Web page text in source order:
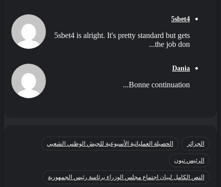
5sbet4
5sbet4 is alright. It's pretty standard but gets
the job don...
Dania
Bonne continuation...
الجزائر الحصيلة العملياتية الأسبوعية للجيش الوطني الشعبي
الرئيس تبون
النص الكامل لبيان اجتماع مجلس الوزراء برئاسة رئيس الجمهورية